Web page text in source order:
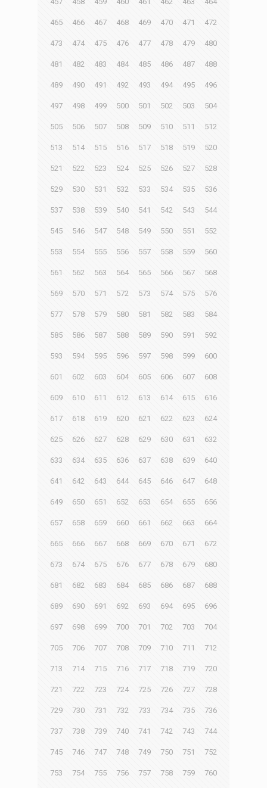
465 466 467 468 469 470 471 472
473 474 475 476 477 478 479 480
481 482 483 484 485 486 487 488
489 490 491 492 493 494 495 496
497 498 499 500 501 502 503 504
505 506 507 508 509 510 511 512
513 514 515 516 517 518 519 520
521 522 523 524 525 526 527 528
529 530 531 532 533 534 535 536
537 538 539 540 541 542 543 544
545 546 547 548 549 550 551 552
553 554 555 556 557 558 559 560
561 562 563 564 565 566 567 568
569 570 571 572 573 574 575 576
577 578 579 580 581 582 583 584
585 586 587 588 589 590 591 592
593 594 595 596 597 598 599 600
601 602 603 604 605 606 607 608
609 610 611 612 613 614 615 616
617 618 619 620 621 622 623 624
625 626 627 628 629 630 631 632
633 634 635 636 637 638 639 640
641 642 643 644 645 646 647 648
649 650 651 652 653 654 655 656
657 658 659 660 661 662 663 664
665 666 667 668 669 670 671 672
673 674 675 676 677 678 679 680
681 682 683 684 685 686 687 688
689 690 691 692 693 694 695 696
697 698 699 700 701 702 703 704
705 706 707 708 709 710 711 712
713 714 715 716 717 718 719 720
721 722 723 724 725 726 727 728
729 730 731 732 733 734 735 736
737 738 739 740 741 742 743 744
745 746 747 748 749 750 751 752
753 754 755 756 757 758 759 760